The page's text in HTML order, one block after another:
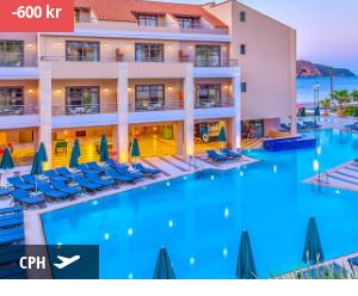
-600 kr
CPH